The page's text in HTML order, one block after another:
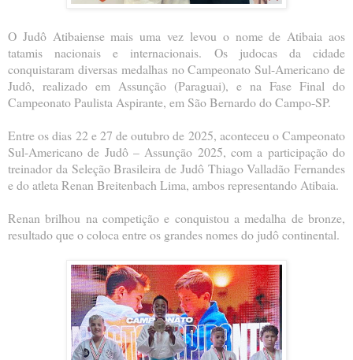
O Judô Atibaiense mais uma vez levou o nome de Atibaia aos
tatamis nacionais e internacionais. Os judocas da cidade
conquistaram diversas medalhas no Campeonato Sul-Americano de
Judô, realizado em Assunção (Paraguai), e na Fase Final do
Campeonato Paulista Aspirante, em São Bernardo do Campo-SP.
Entre os dias 22 e 27 de outubro de 2025, aconteceu o Campeonato
Sul-Americano de Judô – Assunção 2025, com a participação do
treinador da Seleção Brasileira de Judô Thiago Valladão Fernandes
e do atleta Renan Breitenbach Lima, ambos representando Atibaia.
Renan brilhou na competição e conquistou a medalha de bronze,
resultado que o coloca entre os grandes nomes do judô continental.